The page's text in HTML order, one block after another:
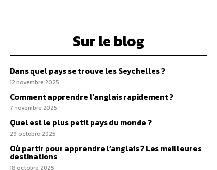
Sur le blog
Dans quel pays se trouve les Seychelles ?
12 novembre 2025
Comment apprendre l’anglais rapidement ?
7 novembre 2025
Quel est le plus petit pays du monde ?
29 octobre 2025
Où partir pour apprendre l’anglais ? Les meilleures
destinations
18 octobre 2025